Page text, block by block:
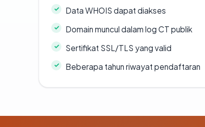
Data WHOIS dapat diakses
Domain muncul dalam log CT publik
Sertifikat SSL/TLS yang valid
Beberapa tahun riwayat pendaftaran